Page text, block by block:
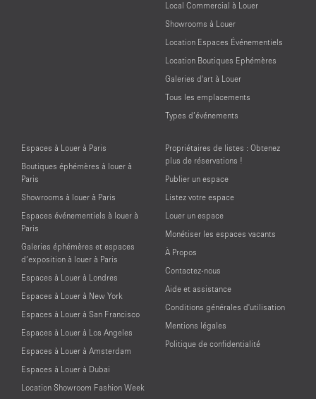
Local Commercial à Louer
Showrooms à Louer
Location Espaces Événementiels
Location Boutiques Ephémères
Galeries d'art à Louer
Tous les emplacements
Types d’événements
Espaces à Louer à Paris
Boutiques éphémères à louer à
Paris
Showrooms à louer à Paris
Espaces événementiels à louer à
Paris
Galeries éphémères et espaces
d’exposition à louer à Paris
Espaces à Louer à Londres
Espaces à Louer à New York
Espaces à Louer à San Francisco
Espaces à Louer à Los Angeles
Espaces à Louer à Amsterdam
Espaces à Louer à Dubai
Location Showroom Fashion Week
Propriétaires de listes : Obtenez
plus de réservations !
Publier un espace
Listez votre espace
Louer un espace
Monétiser les espaces vacants
À Propos
Contactez-nous
Aide et assistance
Conditions générales d'utilisation
Mentions légales
Politique de confidentialité